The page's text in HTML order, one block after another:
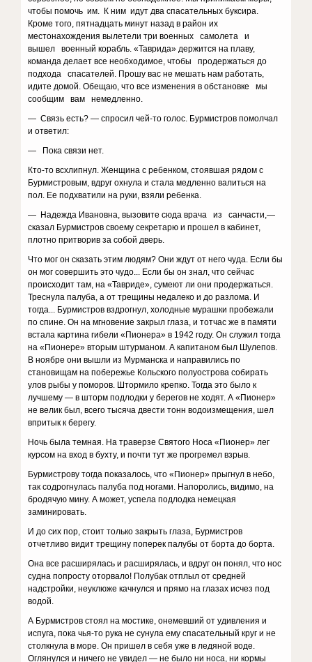
чтобы помочь им. К ним идут два спасательных буксира.
Кроме того, пятнадцать минут назад в район их
местонахождения вылетели три военных самолета и
вышел военный корабль. «Таврида» держится на плаву,
команда делает все необходимое, чтобы продержаться до
подхода спасателей. Прошу вас не мешать нам работать,
идите домой. Обещаю, что все изменения в обстановке мы
сообщим вам немедленно.
— Связь есть? — спросил чей-то голос. Бурмистров помолчал
и ответил:
— Пока связи нет.
Кто-то всхлипнул. Женщина с ребенком, стоявшая рядом с
Бурмистровым, вдруг охнула и стала медленно валиться на
пол. Ее подхватили на руки, взяли ребенка.
— Надежда Ивановна, вызовите сюда врача из санчасти,—
сказал Бурмистров своему секретарю и прошел в кабинет,
плотно притворив за собой дверь.
Что мог он сказать этим людям? Они ждут от него чуда. Если бы
он мог совершить это чудо... Если бы он знал, что сейчас
происходит там, на «Тавриде», сумеют ли они продержаться.
Треснула палуба, а от трещины недалеко и до разлома. И
тогда... Бурмистров вздрогнул, холодные мурашки пробежали
по спине. Он на мгновение закрыл глаза, и тотчас же в памяти
встала картина гибели «Пионера» в 1942 году. Он служил тогда
на «Пионере» вторым штурманом. А капитаном был Шулепов.
В ноябре они вышли из Мурманска и направились по
становищам на побережье Кольского полуострова собирать
улов рыбы у поморов. Штормило крепко. Тогда это было к
лучшему — в шторм подлодки у берегов не ходят. А «Пионер»
не велик был, всего тысяча двести тонн водоизмещения, шел
впритык к берегу.
Ночь была темная. На траверзе Святого Носа «Пионер» лег
курсом на вход в бухту, и почти тут же прогремел взрыв.
Бурмистрову тогда показалось, что «Пионер» прыгнул в небо,
так содрогнулась палуба под ногами. Напоролись, видимо, на
бродячую мину. А может, успела подлодка немецкая
заминировать.
И до сих пор, стоит только закрыть глаза, Бурмистров
отчетливо видит трещину поперек палубы от борта до борта.
Она все расширялась и расширялась, и вдруг он понял, что нос
судна попросту оторвало! Полубак отплыл от средней
надстройки, неуклюже качнулся и прямо на глазах исчез под
водой.
А Бурмистров стоял на мостике, онемевший от удивления и
испуга, пока чья-то рука не сунула ему спасательный круг и не
столкнула в море. Он пришел в себя уже в ледяной воде.
Оглянулся и ничего не увидел — не было ни носа, ни кормы